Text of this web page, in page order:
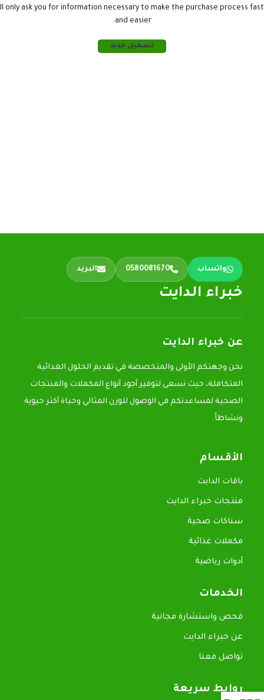
only ask you for information necessary to make the purchase process
and easier.
تسجيل جديد
واتساب 0580081670 البريد
خبراء الدايت
عن خبراء الدايت
نحن وجهتكم الأولى والمتخصصة في تقديم الحلول الغذائية
المتكاملة، حيث نسعى لتوفير أجود أنواع المكملات والمنتجات
الصحية لمساعدتكم في الوصول للوزن المثالي وحياة أكثر حيوية
ونشاطاً.
الأقسام
باقات الدايت
منتجات خبراء الدايت
سناكات صحية
مكملات غذائية
أدوات رياضية
الخدمات
فحص واستشارة مجانية
عن خبراء الدايت
تواصل معنا
روابط سريعة